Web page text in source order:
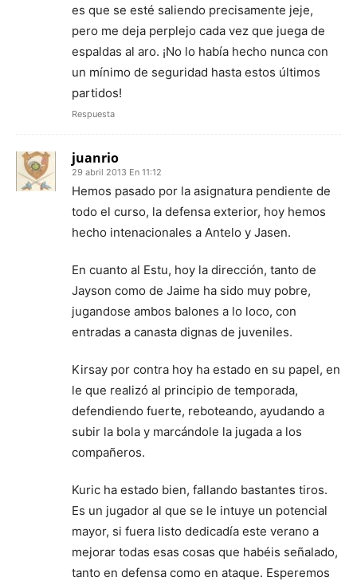
es que se esté saliendo precisamente jeje,
pero me deja perplejo cada vez que juega de
espaldas al aro. ¡No lo había hecho nunca con
un mínimo de seguridad hasta estos últimos
partidos!
Respuesta
juanrio
29 abril 2013 En 11:12
Hemos pasado por la asignatura pendiente de
todo el curso, la defensa exterior, hoy hemos
hecho intenacionales a Antelo y Jasen.
En cuanto al Estu, hoy la dirección, tanto de
Jayson como de Jaime ha sido muy pobre,
jugandose ambos balones a lo loco, con
entradas a canasta dignas de juveniles.
Kirsay por contra hoy ha estado en su papel, en
le que realizó al principio de temporada,
defendiendo fuerte, reboteando, ayudando a
subir la bola y marcándole la jugada a los
compañeros.
Kuric ha estado bien, fallando bastantes tiros.
Es un jugador al que se le intuye un potencial
mayor, si fuera listo dedicadía este verano a
mejorar todas esas cosas que habéis señalado,
tanto en defensa como en ataque. Esperemos